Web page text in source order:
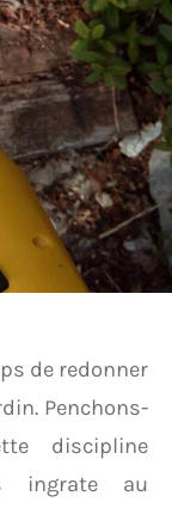
de redonner
Penchons-
discipline
ingrate au